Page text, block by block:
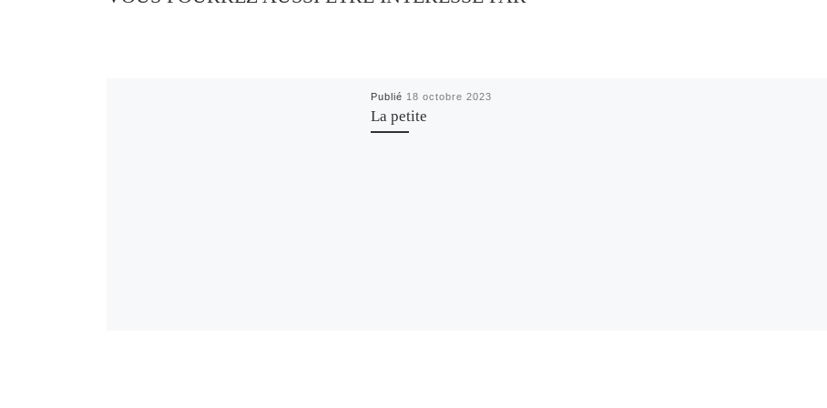
Publié 18 octobre 2023
La petite